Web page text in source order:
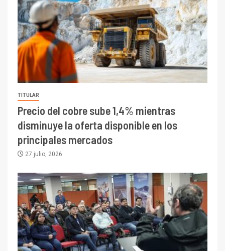
TITULAR
Precio del cobre sube 1,4% mientras
disminuye la oferta disponible en los
principales mercados
27 julio, 2026